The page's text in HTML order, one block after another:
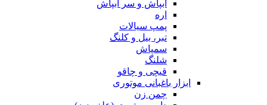
آبپاش و سر آبپاش
اره
پمپ سیالات
تبر، بیل و کلنگ
سمپاش
شلنگ
قیچی و چاقو
ابزار باغبانی موتوری
چمن زن